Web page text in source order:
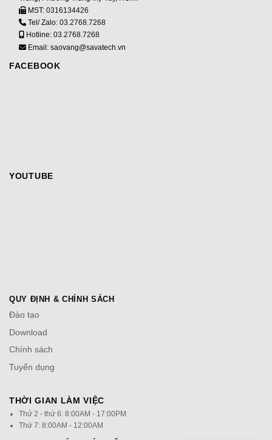
MST: 0316134426
Tel/ Zalo: 03.2768.7268
Hotline: 03.2768.7268
Email: saovang@savatech.vn
FACEBOOK
YOUTUBE
QUY ĐỊNH & CHÍNH SÁCH
Đào tạo
Download
Chính sách
Tuyển dụng
THỜI GIAN LÀM VIỆC
Thứ 2 - thứ 6: 8:00AM - 17:00PM
Thứ 7: 8:00AM - 12:00AM